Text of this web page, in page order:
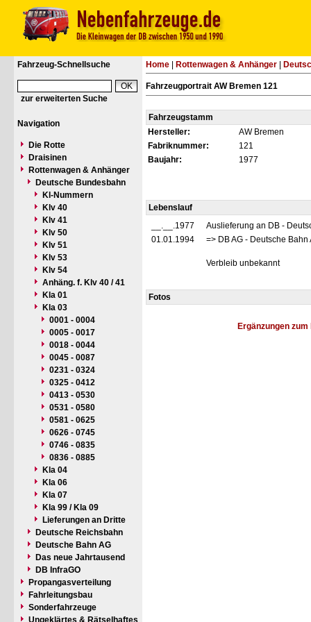
Fahrzeug-Schnellsuche
zur erweiterten Suche
Navigation
Die Rotte
Draisinen
Rottenwagen & Anhänger
Deutsche Bundesbahn
Kl-Nummern
Klv 40
Klv 41
Klv 50
Klv 51
Klv 53
Klv 54
Anhäng. f. Klv 40 / 41
Kla 01
Kla 03
0001 - 0004
0005 - 0017
0018 - 0044
0045 - 0087
0231 - 0324
0325 - 0412
0413 - 0530
0531 - 0580
0581 - 0625
0626 - 0745
0746 - 0835
0836 - 0885
Kla 04
Kla 06
Kla 07
Kla 99 / Kla 09
Lieferungen an Dritte
Deutsche Reichsbahn
Deutsche Bahn AG
Das neue Jahrtausend
DB InfraGO
Propangasverteilung
Fahrleitungsbau
Sonderfahrzeuge
Ungeklärtes & Rätselhaftes
Home Rottenwagen & Anhänger
Fahrzeugportrait AW Bremen 121
Fahrzeugstamm
Hersteller:
AW Bremen
Fabriknummer:
121
Baujahr:
1977
Lebenslauf
__.__.1977
Auslieferung an DB -
01.01.1994
=> DB AG - Deutsche
Verbleib unbekannt
Fotos
Ergänzungen